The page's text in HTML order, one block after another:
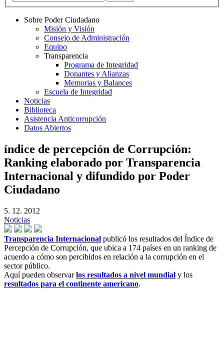
Sobre Poder Ciudadano
Misión y Visión
Consejo de Administración
Equipo
Transparencia
Programa de Integridad
Donantes y Alianzas
Memorias y Balances
Escuela de Integridad
Noticias
Biblioteca
Asistencia Anticorrupción
Datos Abiertos
índice de percepción de Corrupción:
Ranking elaborado por Transparencia
Internacional y difundido por Poder
Ciudadano
5. 12. 2012
Noticias
Transparencia Internacional publicó los resultados del Índice de
Percepción de Corrupción, que ubica a 174 países en un ranking de
acuerdo a cómo son percibidos en relación a la corrupción en el
sector público.
Aquí pueden observar los resultados a nivel mundial y los
resultados para el continente americano.